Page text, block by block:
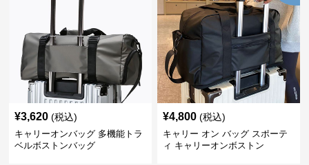
¥3,620 (税込)
キャリーオンバッグ 多機能トラ
ベルボストンバッグ
¥4,800 (税込)
キャリー オン バッグ スポーテ
ィ キャリーオンボストン